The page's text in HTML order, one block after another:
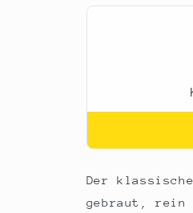
Der
gebraut, rein